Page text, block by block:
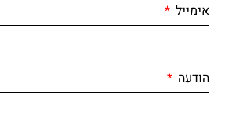
אימייל
הודעה